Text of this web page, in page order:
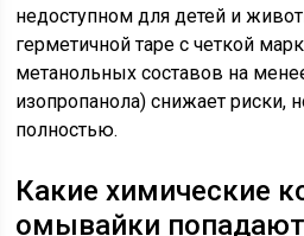
недоступном для детей и
герметичной таре с четкой
метанольных составов на
изопропанола) снижает риски,
полностью.
Какие химические
омывайки